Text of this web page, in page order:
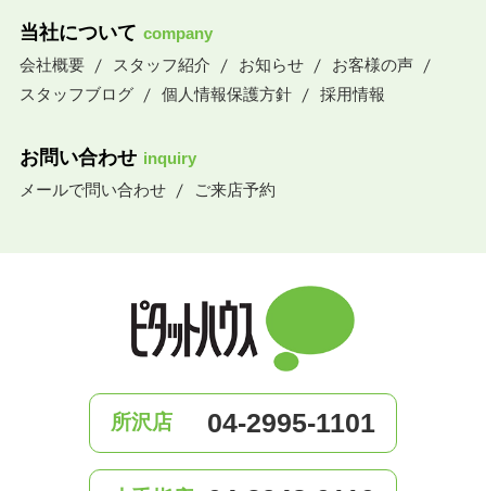
当社について company
会社概要
スタッフ紹介 お知らせ
お客様の声
スタッフブログ
個人情報保護方針 採用情報
お問い合わせ inquiry
メールで問い合わせ
ご来店予約
所沢店 04-2995-1101